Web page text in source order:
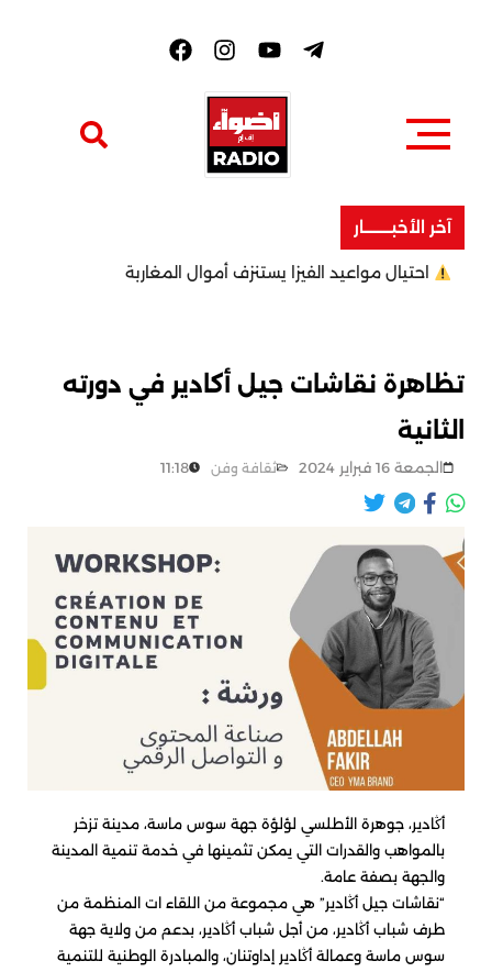
e
b
k
آخر الأخبــــــــار
احتيال مواعيد الفيزا يستنزف أموال المغاربة
تظاهرة نقاشات جيل أكادير في دورته
الثانية
الجمعة 16 فبراير 2024 ثقافة وفن 11:18
أڭادير، جوهرة الأطلسي لؤلؤة جهة سوس ماسة، مدينة تزخر
بالمواهب والقدرات التي يمكن تثمينها في خدمة تنمية المدينة
والجهة بصفة عامة.
“نقاشات جيل أڭادير” هي مجموعة من اللقاء ات المنظمة من
طرف شباب أڭادير، من أجل شباب أڭادير، بدعم من ولاية جهة
سوس ماسة وعمالة أڭادير إداوتنان، والمبادرة الوطنية للتنمية